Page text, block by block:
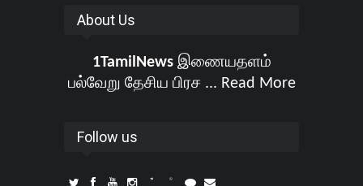
About Us
1TamilNewsஇணையதளம்
பல்வேறு தேசிய பிரச ... Read More
Follow us